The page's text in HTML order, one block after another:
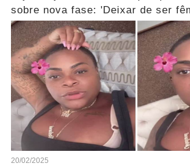
sobre nova fase: 'Deixar de ser
20/02/2025